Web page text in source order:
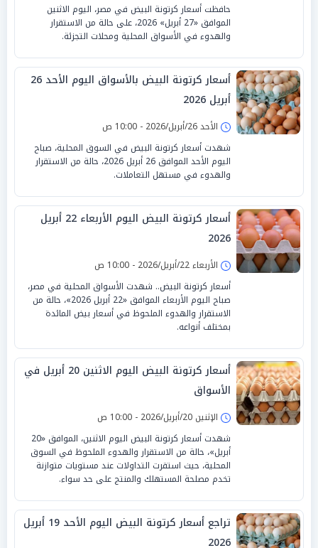
حافظت أسعار كرتونة البيض في مصر، اليوم الاثنين
الموافق «27 أبريل» 2026، على حالة من الاستقرار
والهدوء في الأسواق المحلية ومحلات التجزئة.
أسعار كرتونة البيض بالأسواق اليوم الأحد 26
أبريل 2026
الأحد 26/أبريل/2026 - 10:00 ص
شهدت أسعار كرتونة البيض في السوق المحلية، صباح
اليوم الأحد الموافق 26 أبريل 2026، حالة من الاستقرار
والهدوء في مستهل التعاملات.
أسعار كرتونة البيض اليوم الأربعاء 22 أبريل
2026
الأربعاء 22/أبريل/2026 - 10:00 ص
أسعار كرتونة البيض.. شهدت الأسواق المحلية في مصر،
صباح اليوم الأربعاء الموافق «22 أبريل 2026»، حالة من
الاستقرار والهدوء الملحوظ في أسعار بيض المائدة
بمختلف أنواعه.
أسعار كرتونة البيض اليوم الاثنين 20 أبريل في
الأسواق
الإثنين 20/أبريل/2026 - 10:00 ص
شهدت أسعار كرتونة البيض اليوم الاثنين، الموافق «20
أبريل»، حالة من الاستقرار والهدوء الملحوظ في السوق
المحلية، حيث استقرت التداولات عند مستويات متوازنة
تخدم مصلحة المستهلك والمنتج على حد سواء.
تراجع أسعار كرتونة البيض اليوم الأحد 19 أبريل
2026